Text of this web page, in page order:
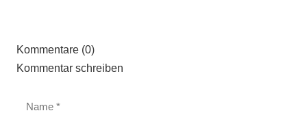
Kommentare (0)
Kommentar schreiben